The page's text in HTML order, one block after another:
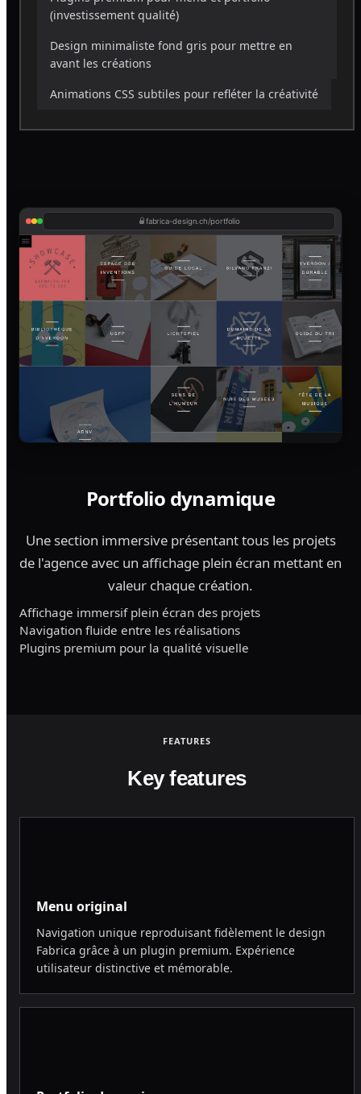
(investissement qualité)
Design minimaliste fond gris pour mettre en
avant les créations
Animations CSS subtiles pour refléter la créativité
Portfolio dynamique
Une section immersive présentant tous les projets
de l'agence avec un affichage plein écran mettant en
valeur chaque création.
Affichage immersif plein écran des projets
Navigation fluide entre les réalisations
Plugins premium pour la qualité visuelle
fabrica-design.ch/portfolio
FEATURES
Key features
Menu original
Navigation unique reproduisant fidèlement le design
Fabrica grâce à un plugin premium. Expérience
utilisateur distinctive et mémorable.